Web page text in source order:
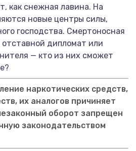
как снежная лавина. На
новые центры силы,
господства. Смертоносная
дипломат или
— кто из них сможет
наркотических средств,
их аналогов причиняет
оборот запрещен
законодательством